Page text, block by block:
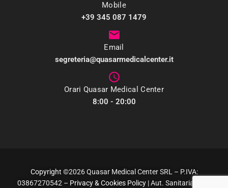
Mobile
+39 345 087 1479
Email
segreteria@quasarmedicalcenter.it
Orari Quasar Medical Center
8:00 - 20:00
Copyright ©2026 Quasar Medical Center SRL – P.IVA:
03867270542 – Privacy & Cookies Policy| Aut. Sanitaria Prot.